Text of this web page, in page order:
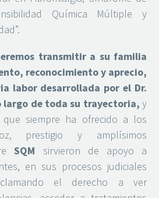
Química Múltiple y
transmitir a su familia
reconocimiento y aprecio,
labor desarrollada por el Dr.
largo de toda su trayectoria, y
siempre ha ofrecido a los
prestigio y amplísimos
SQM sirvieron de apoyo a
en sus procesos judiciales
el derecho a ver